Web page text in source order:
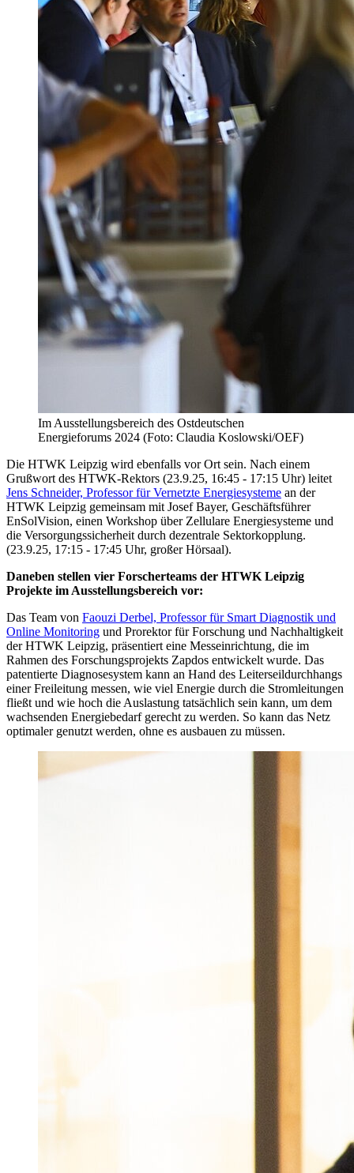
Im Ausstellungsbereich des Ostdeutschen
Energieforums 2024 (Foto: Claudia Koslowski/OEF)
Die HTWK Leipzig wird ebenfalls vor Ort sein. Nach einem
Grußwort des HTWK-Rektors (23.9.25, 16:45 - 17:15 Uhr) leitet
Jens Schneider, Professor für Vernetzte Energiesysteme an der
HTWK Leipzig gemeinsam mit Josef Bayer, Geschäftsführer
EnSolVision, einen Workshop über Zellulare Energiesysteme und
die Versorgungssicherheit durch dezentrale Sektorkopplung.
(23.9.25, 17:15 - 17:45 Uhr, großer Hörsaal).
Daneben stellen vier Forscherteams der HTWK Leipzig
Projekte im Ausstellungsbereich vor:
Das Team von Faouzi Derbel, Professor für Smart Diagnostik und
Online Monitoring und Prorektor für Forschung und Nachhaltigkeit
der HTWK Leipzig, präsentiert eine Messeinrichtung, die im
Rahmen des Forschungsprojekts Zapdos entwickelt wurde. Das
patentierte Diagnosesystem kann an Hand des Leiterseildurchhangs
einer Freileitung messen, wie viel Energie durch die Stromleitungen
fließt und wie hoch die Auslastung tatsächlich sein kann, um dem
wachsenden Energiebedarf gerecht zu werden. So kann das Netz
optimaler genutzt werden, ohne es ausbauen zu müssen.